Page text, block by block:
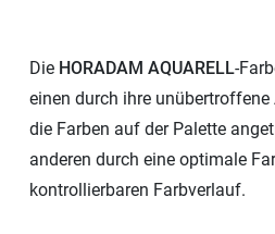
Die HORADAM AQUARELL-
einen durch ihre
die Farben auf der Palette
anderen durch eine optimale
kontrollierbaren Farbverlauf.